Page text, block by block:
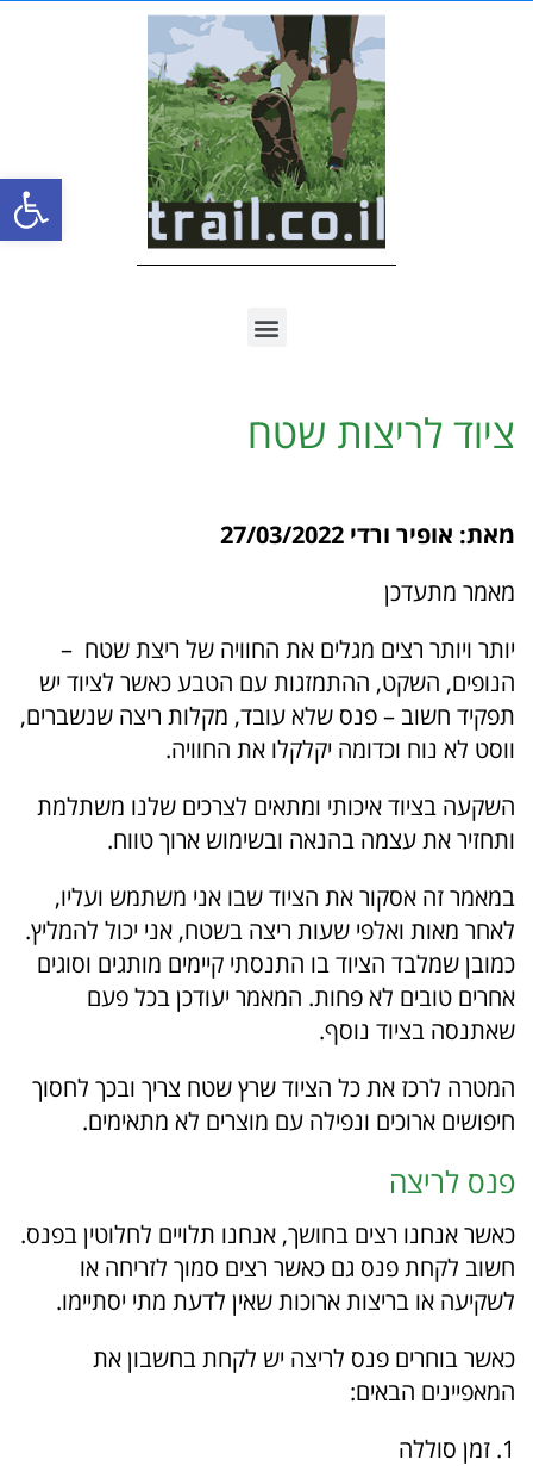
פתח
ציוד לריצות שטח
מאת: אופיר ורדי 27/03/2022
מאמר מתעדכן
יותר ויותר רצים מגלים את החוויה של ריצת שטח –
הנופים, השקט, ההתמזגות עם הטבע כאשר לציוד יש
תפקיד חשוב – פנס שלא עובד, מקלות ריצה שנשברים,
ווסט לא נוח וכדומה יקלקלו את החוויה.
השקעה בציוד איכותי ומתאים לצרכים שלנו משתלמת
ותחזיר את עצמה בהנאה ובשימוש ארוך טווח.
במאמר זה אסקור את הציוד שבו אני משתמש ועליו,
לאחר מאות ואלפי שעות ריצה בשטח, אני יכול להמליץ.
כמובן שמלבד הציוד בו התנסתי קיימים מותגים וסוגים
אחרים טובים לא פחות. המאמר יעודכן בכל פעם
שאתנסה בציוד נוסף.
המטרה לרכז את כל הציוד שרץ שטח צריך ובכך לחסוך
חיפושים ארוכים ונפילה עם מוצרים לא מתאימים.
פנס לריצה
כאשר אנחנו רצים בחושך, אנחנו תלויים לחלוטין בפנס.
חשוב לקחת פנס גם כאשר רצים סמוך לזריחה או
לשקיעה או בריצות ארוכות שאין לדעת מתי יסתיימו.
כאשר בוחרים פנס לריצה יש לקחת בחשבון את
המאפיינים הבאים:
1. זמן סוללה